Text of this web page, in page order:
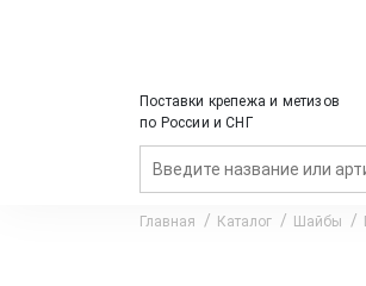
Поставки крепежа и метизов
по России и СНГ
Главная Каталог Шайбы